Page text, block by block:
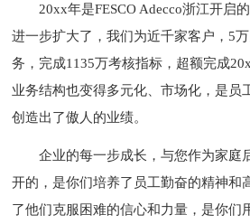
20xx年是FESCO Adecco浙江开启
进一步扩大了，我们为近千家客户，5
务，完成1135万考核指标，超额完成
业务结构也变得多元化、市场化，是员
创造出了傲人的业绩。
企业的每一步成长，与您作为家庭
开的，是你们培养了员工勤奋的精神和
了他们克服困难的信心和力量，是你们